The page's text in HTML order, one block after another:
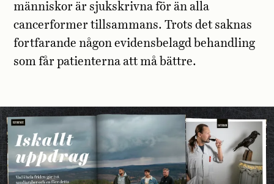
människor är sjukskrivna för än alla
cancerformer tillsammans. Trots det saknas
fortfarande någon evidensbelagd behandling
som får patienterna att må bättre.